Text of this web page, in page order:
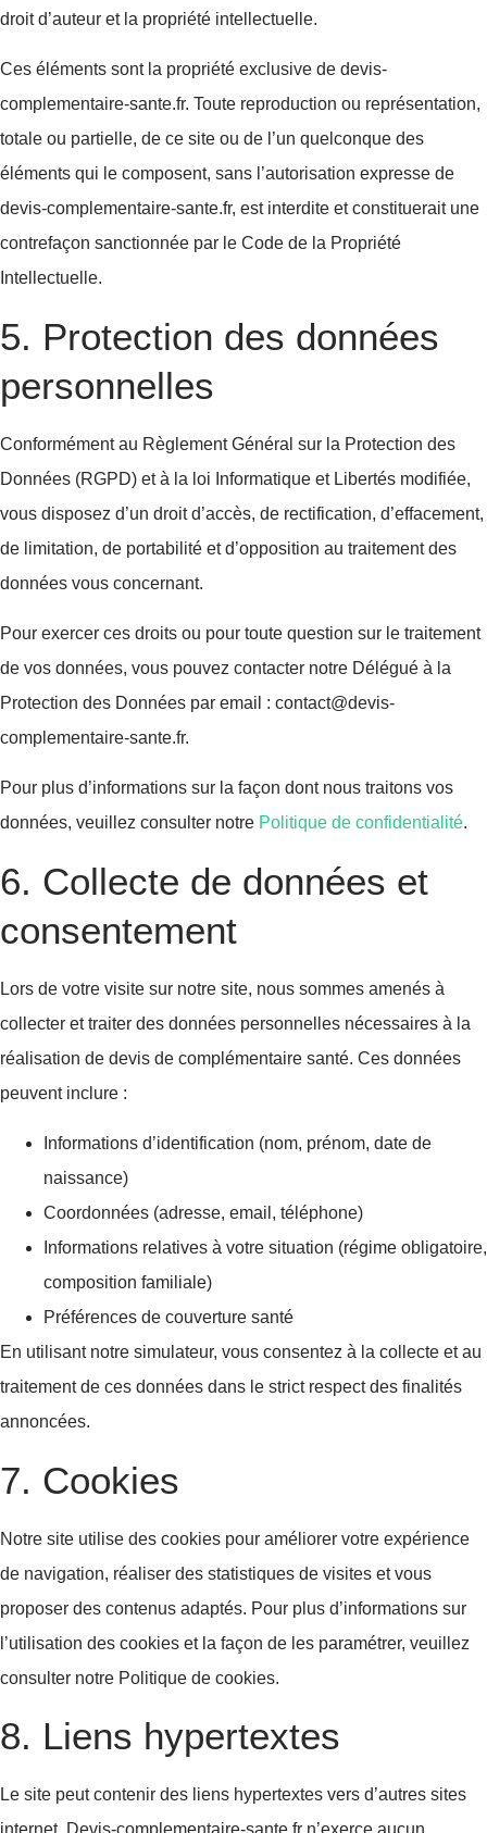
droit d’auteur et la propriété intellectuelle.
Ces éléments sont la propriété exclusive de devis-
complementaire-sante.fr. Toute reproduction ou représentation,
totale ou partielle, de ce site ou de l’un quelconque des
éléments qui le composent, sans l’autorisation expresse de
devis-complementaire-sante.fr, est interdite et constituerait une
contrefaçon sanctionnée par le Code de la Propriété
Intellectuelle.
5. Protection des données
personnelles
Conformément au Règlement Général sur la Protection des
Données (RGPD) et à la loi Informatique et Libertés modifiée,
vous disposez d’un droit d’accès, de rectification, d’effacement,
de limitation, de portabilité et d’opposition au traitement des
données vous concernant.
Pour exercer ces droits ou pour toute question sur le traitement
de vos données, vous pouvez contacter notre Délégué à la
Protection des Données par email : contact@devis-
complementaire-sante.fr.
Pour plus d’informations sur la façon dont nous traitons vos
données, veuillez consulter notre Politique de confidentialité.
6. Collecte de données et
consentement
Lors de votre visite sur notre site, nous sommes amenés à
collecter et traiter des données personnelles nécessaires à la
réalisation de devis de complémentaire santé. Ces données
peuvent inclure :
Informations d’identification (nom, prénom, date de
naissance)
Coordonnées (adresse, email, téléphone)
Informations relatives à votre situation (régime obligatoire,
composition familiale)
Préférences de couverture santé
En utilisant notre simulateur, vous consentez à la collecte et au
traitement de ces données dans le strict respect des finalités
annoncées.
7. Cookies
Notre site utilise des cookies pour améliorer votre expérience
de navigation, réaliser des statistiques de visites et vous
proposer des contenus adaptés. Pour plus d’informations sur
l’utilisation des cookies et la façon de les paramétrer, veuillez
consulter notre Politique de cookies.
8. Liens hypertextes
Le site peut contenir des liens hypertextes vers d’autres sites
internet. Devis-complementaire-sante.fr n’exerce aucun